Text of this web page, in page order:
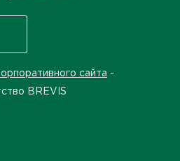
сайта -
BREVIS